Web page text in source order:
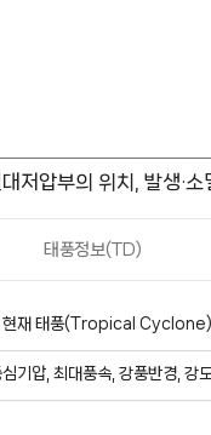
저압부의 위치, 발생·
태풍정보(TD)
현재 태풍(Tropical Cyclone)
기압, 최대풍속, 강풍반경, 강